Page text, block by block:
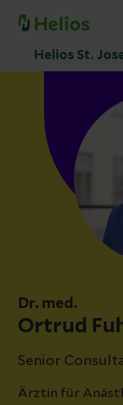
Helios St.
Dr. med.
Ortrud
Senior
Ärztin für